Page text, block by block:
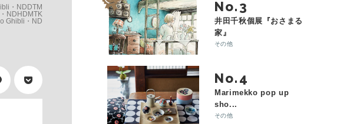
・NDDTM
NDHDMTK
Ghibli・ND
No.
井田千秋個展『おさまる
家』
その他
No.
Marimekko pop up
sho...
その他